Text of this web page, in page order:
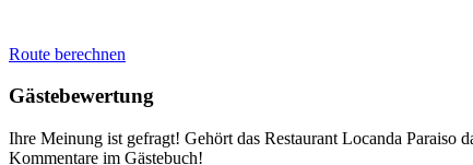
Route berechnen
Gästebewertung
Ihre Meinung ist gefragt! Gehört das Restaurant Locanda Paraiso
Kommentare im Gästebuch!